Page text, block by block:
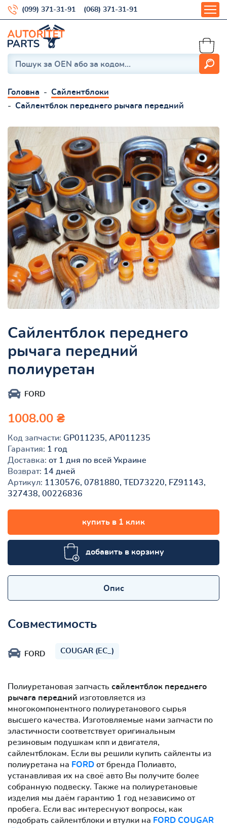
(099) 371-31-91 (068) 371-31-91
Головна
Сайлентблоки
Сайлентблок переднего рычага передний
Сайлентблок переднего
рычага передний
полиуретан
FORD
1008.00 ₴
Код запчасти: GP011235, AP011235
Гарантия: 1 год
Доставка: от 1 дня по всей Украине
Возврат: 14 дней
Артикул: 1130576, 0781880, TED73220, FZ91143,
327438, 00226836
купить в 1 клик
добавить в корзину
Опис
Совместимость
FORD COUGAR (EC_)
Полиуретановая запчасть сайлентблок переднего
рычага передний изготовляется из
многокомпонентного полиуретанового сырья
высшего качества. Изготовляемые нами запчасти по
эластичности соответствует оригинальным
резиновым подушкам кпп и двигателя,
сайлентблокам. Если вы решили купить сайленты из
полиуретана на FORD от бренда Полиавто,
устанавливая их на своё авто Вы получите более
собранную подвеску. Также на полиуретановые
изделия мы даём гарантию 1 год независимо от
пробега. Если вас интереснуют вопросы, как
подобрать сайлентблоки и втулки на FORD COUGAR